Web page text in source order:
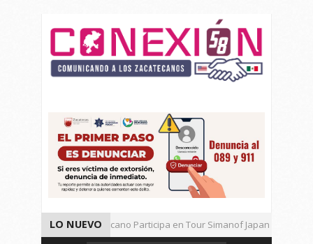
LO NUEVO
Universitario Zacatecano Participa en Tour Simanof Japan 2026
Implementa SAMA Estrategia de Reciclaje con Empresa PetStar